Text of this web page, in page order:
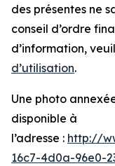
des présentes ne
conseil d’ordre
d’information,
d’utilisation.
Une photo
disponible à
l’adresse : http://
16c7-4d0a-96e0-